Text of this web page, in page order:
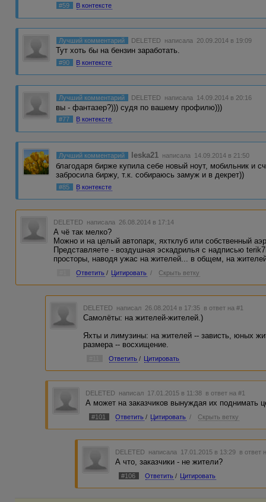
#59
В контексте
Лучший комментарий DELETED написала 20.09.2014 в 19:09
Тут хоть бы на бензин заработать.
#90 В контексте
Лучший комментарий DELETED написала 14.09.2014 в 20:16
вы - фантазер?))) судя по вашему профилю)))
#77 В контексте
Лучший комментарий leska21 написала 14.09.2014 в 21:50
благодаря бирже купила себе новый ноут, мобильник и
забросила биржу, т.к. собираюсь замуж и в декрет))
#85 В контексте
DELETED написала 26.08.2014 в 17:14
А чё так мелко?
Можно и на целый автопарк, яхтклуб или собственный
Представляете - воздушная эскадрилья с надписью
просторы, наводя ужас на жителей... в общем, на
Ответить / Цитировать / Скрыть ветку
DELETED написал 26.08.2014 в 17:35 в ответ на #1
Самолёты: на жителей-жителей.)
Яхты и лимузины: на жителей -- зависть, юных
размера -- восхищение.
Ответить / Цитировать
DELETED написал 17.01.2015 в 11:38 в ответ на #1
А может на заказчиков вынуждая их поднимать
#101 Ответить / Цитировать / Скрыть ветку
DELETED написала 17.01.2015 в 13:29 в ответ
А что, заказчики - не жители?
#106 Ответить / Цитировать